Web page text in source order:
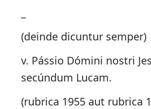
(deinde dicuntur semper)
v. Pássio Dómini nostri
secúndum Lucam.
(rubrica 1955 aut rubrica